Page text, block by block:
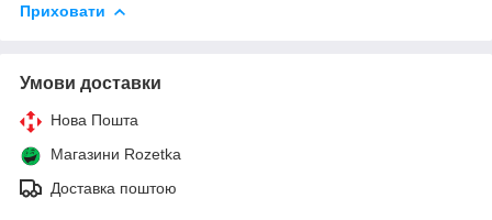
Приховати
Умови доставки
Нова Пошта
Магазини Rozetka
Доставка поштою